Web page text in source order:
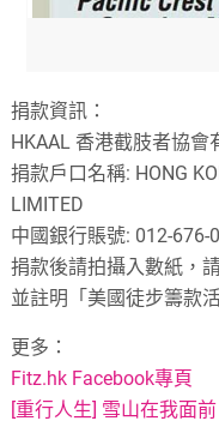
捐款資訊：
HKAAL 香港截肢者協會
捐款戶口名稱: HONG
LIMITED
中國銀行賬號: 012-676-
捐款後請拍攝入數紙，
並註明「美國徒步籌款活
更多：
Fitz.hk Facebook專頁
[重行人生] 雪山在我面前